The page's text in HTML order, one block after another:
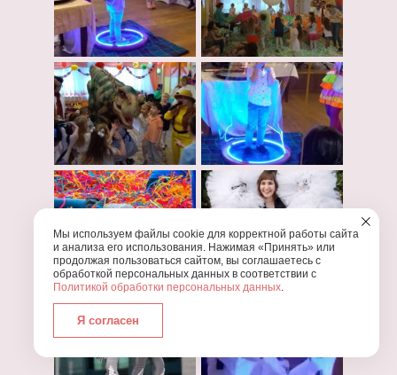
Мы используем файлы cookie для корректной работы сайта
и анализа его использования. Нажимая «Принять» или
продолжая пользоваться сайтом, вы соглашаетесь с
обработкой персональных данных в соответствии с
Политикой обработки персональных данных.
Я согласен